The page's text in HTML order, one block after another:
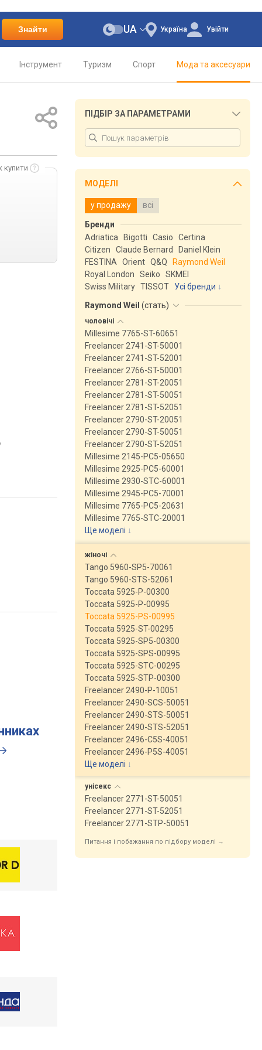
Знайти Україна
UA Увійти
Інструмент Туризм Спорт Мода та аксесуари
купити
ПІДБІР ЗА ПАРАМЕТРАМИ
МОДЕЛІ
у продажу всі
Бренди
Adriatica
Bigotti Casio
Certina
Citizen
Claude Bernard
Daniel Klein
FESTINA
Orient Q&Q
Raymond Weil
Royal London
Seiko
SKMEI
Swiss Military TISSOT
Усі бренди
Raymond Weil (стать)
чоловічі
Millesime 7765-ST-60651
Freelancer 2741-ST-50001
Freelancer 2741-ST-52001
Freelancer 2766-ST-50001
Freelancer 2781-ST-20051
Freelancer 2781-ST-50051
Freelancer 2781-ST-52051
Freelancer 2790-ST-20051
Freelancer 2790-ST-50051
Freelancer 2790-ST-52051
Millesime 2145-PC5-05650
Millesime 2925-PC5-60001
Millesime 2930-STC-60001
Millesime 2945-PC5-70001
Millesime 7765-PC5-20631
Millesime 7765-STC-20001
Ще моделі ↓
жіночі
Tango 5960-SP5-70061
Tango 5960-STS-52061
Toccata 5925-P-00300
Toccata 5925-P-00995
Toccata 5925-PS-00995
Toccata 5925-ST-00295
Toccata 5925-SP5-00300
Toccata 5925-SPS-00995
Toccata 5925-STC-00295
Toccata 5925-STP-00300
Freelancer 2490-P-10051
Freelancer 2490-SCS-50051
Freelancer 2490-STS-50051
Freelancer 2490-STS-52051
Freelancer 2496-C5S-40051
Freelancer 2496-P5S-40051
Ще моделі ↓
унісекс
Freelancer 2771-ST-50051
Freelancer 2771-ST-52051
Freelancer 2771-STP-50051
Питання і побажання по підбору моделі →